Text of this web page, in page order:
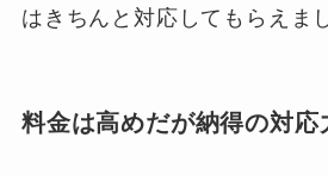
はきちんと対応してもらえま
料金は高めだが納得の対応